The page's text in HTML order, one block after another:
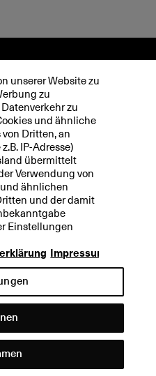
Hilfe &
unserer Website zu
zu
zu
und ähnliche
Dritten, an
IP-Adresse)
übermittelt
Verwendung von
ähnlichen
und der damit
Einstellungen
Impressum